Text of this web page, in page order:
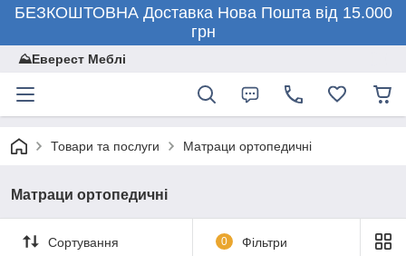
БЕЗКОШТОВНА Доставка Нова Пошта від 15.000
грн
⛰️Еверест Меблі
Товари та послуги Матраци ортопедичні
Матраци ортопедичні
Сортування 0 Фільтри